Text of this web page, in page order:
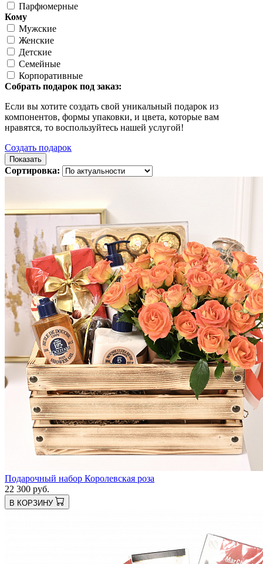
Парфюмерные
Кому
Мужские
Женские
Детские
Семейные
Корпоративные
Собрать подарок под заказ:
Если вы хотите создать свой уникальный подарок из
компонентов, формы упаковки, и цвета, которые вам
нравятся, то воспользуйтесь нашей услугой!
Создать подарок
Сортировка:
Подарочный набор Королевская роза
22 300 руб.
В КОРЗИНУ